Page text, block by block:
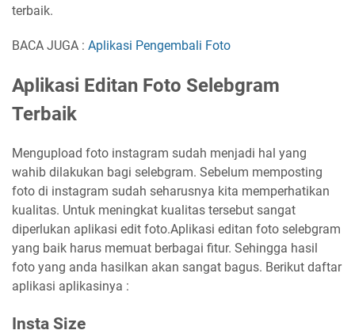
terbaik.
BACA JUGA : Aplikasi Pengembali Foto
Aplikasi Editan Foto Selebgram
Terbaik
Mengupload foto instagram sudah menjadi hal yang
wahib dilakukan bagi selebgram. Sebelum memposting
foto di instagram sudah seharusnya kita memperhatikan
kualitas. Untuk meningkat kualitas tersebut sangat
diperlukan aplikasi edit foto.Aplikasi editan foto selebgram
yang baik harus memuat berbagai fitur. Sehingga hasil
foto yang anda hasilkan akan sangat bagus. Berikut daftar
aplikasi aplikasinya :
Insta Size